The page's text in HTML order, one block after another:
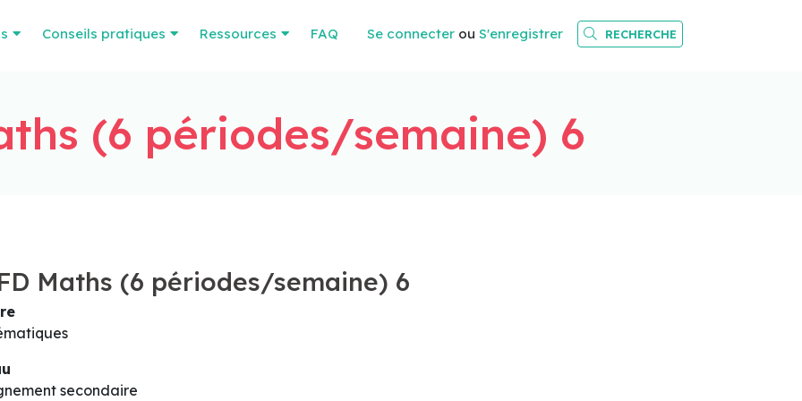
Conseils pratiques Ressources FAQ Se connecter ou S'enregistrer RECHERCHE
(6 périodes/semaine) 6
Maths (6 périodes/semaine) 6
secondaire